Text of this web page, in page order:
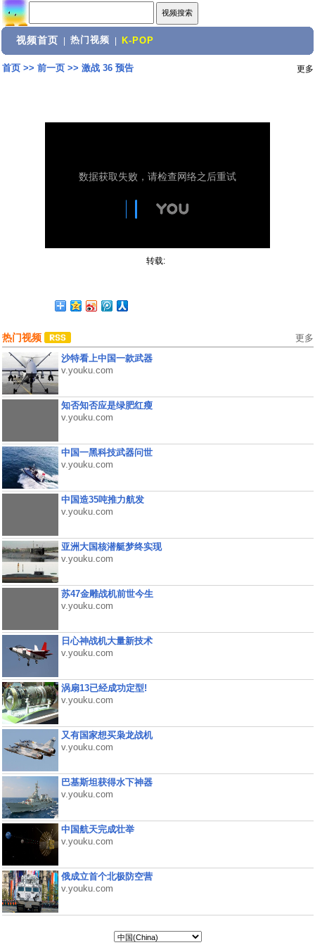
视频首页 热门视频 K-POP
首页>> 前一页>> 激战 36 预告 更多
转载:
热门视频 更多
沙特看上中国一款武器
v.youku.com
知否知否应是绿肥红瘦
v.youku.com
中国一黑科技武器问世
v.youku.com
中国造35吨推力航发
v.youku.com
亚洲大国核潜艇梦终实现
v.youku.com
苏47金雕战机前世今生
v.youku.com
日心神战机大量新技术
v.youku.com
涡扇13已经成功定型!
v.youku.com
又有国家想买枭龙战机
v.youku.com
巴基斯坦获得水下神器
v.youku.com
中国航天完成壮举
v.youku.com
俄成立首个北极防空营
v.youku.com